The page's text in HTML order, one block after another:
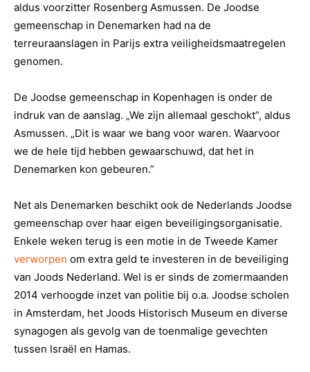
aldus voorzitter Rosenberg Asmussen. De Joodse
gemeenschap in Denemarken had na de
terreuraanslagen in Parijs extra veiligheidsmaatregelen
genomen.
De Joodse gemeenschap in Kopenhagen is onder de
indruk van de aanslag. „We zijn allemaal geschokt”, aldus
Asmussen. „Dit is waar we bang voor waren. Waarvoor
we de hele tijd hebben gewaarschuwd, dat het in
Denemarken kon gebeuren.”
Net als Denemarken beschikt ook de Nederlands Joodse
gemeenschap over haar eigen beveiligingsorganisatie.
Enkele weken terug is een motie in de Tweede Kamer
verworpen om extra geld te investeren in de beveiliging
van Joods Nederland. Wel is er sinds de zomermaanden
2014 verhoogde inzet van politie bij o.a. Joodse scholen
in Amsterdam, het Joods Historisch Museum en diverse
synagogen als gevolg van de toenmalige gevechten
tussen Israël en Hamas.